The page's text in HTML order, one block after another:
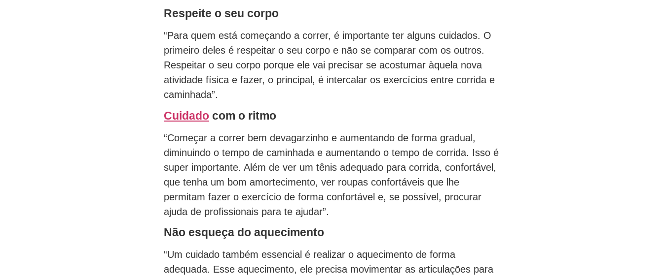
Respeite o seu corpo
“Para quem está começando a correr, é importante ter alguns cuidados. O
primeiro deles é respeitar o seu corpo e não se comparar com os outros.
Respeitar o seu corpo porque ele vai precisar se acostumar àquela nova
atividade física e fazer, o principal, é intercalar os exercícios entre corrida e
caminhada”.
Cuidado com o ritmo
“Começar a correr bem devagarzinho e aumentando de forma gradual,
diminuindo o tempo de caminhada e aumentando o tempo de corrida. Isso é
super importante. Além de ver um tênis adequado para corrida, confortável,
que tenha um bom amortecimento, ver roupas confortáveis que lhe
permitam fazer o exercício de forma confortável e, se possível, procurar
ajuda de profissionais para te ajudar”.
Não esqueça do aquecimento
“Um cuidado também essencial é realizar o aquecimento de forma
adequada. Esse aquecimento, ele precisa movimentar as articulações para